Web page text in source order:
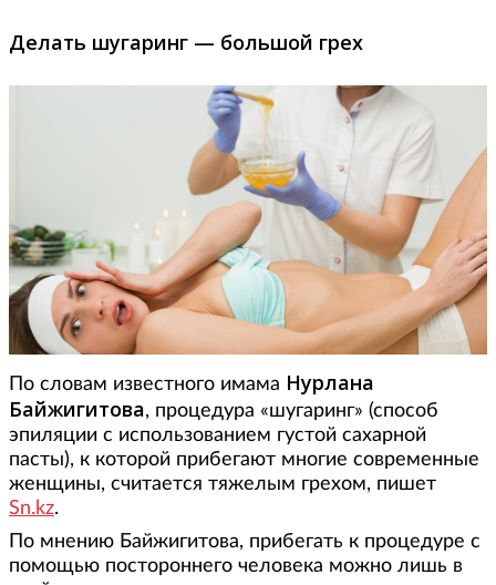
Делать шугаринг — большой грех
По словам известного имама Нурлана
Байжигитова, процедура «шугаринг» (способ
эпиляции с использованием густой сахарной
пасты), к которой прибегают многие современные
женщины, считается тяжелым грехом, пишет
Sn.kz.
По мнению Байжигитова, прибегать к процедуре с
помощью постороннего человека можно лишь в